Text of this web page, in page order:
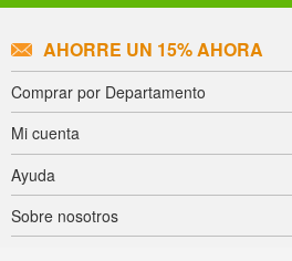
AHORRE UN 15% AHORA
Comprar por Departamento
Mi cuenta
Ayuda
Sobre nosotros